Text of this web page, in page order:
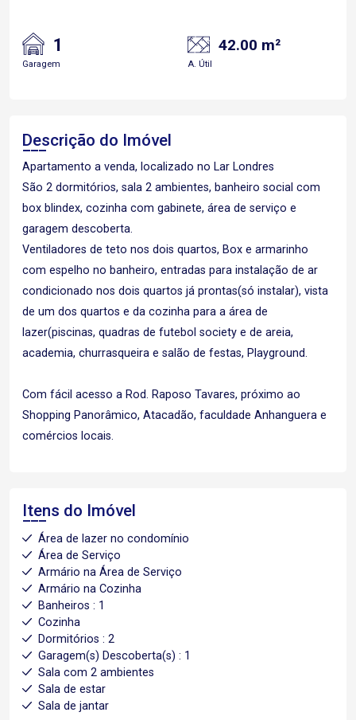
1
Garagem
42.00 m²
A. Útil
Descrição do Imóvel
Apartamento a venda, localizado no Lar Londres
São 2 dormitórios, sala 2 ambientes, banheiro social com
box blindex, cozinha com gabinete, área de serviço e
garagem descoberta.
Ventiladores de teto nos dois quartos, Box e armarinho
com espelho no banheiro, entradas para instalação de ar
condicionado nos dois quartos já prontas(só instalar), vista
de um dos quartos e da cozinha para a área de
lazer(piscinas, quadras de futebol society e de areia,
academia, churrasqueira e salão de festas, Playground.
Com fácil acesso a Rod. Raposo Tavares, próximo ao
Shopping Panorâmico, Atacadão, faculdade Anhanguera e
comércios locais.
Itens do Imóvel
Área de lazer no condomínio
Área de Serviço
Armário na Área de Serviço
Armário na Cozinha
Banheiros : 1
Cozinha
Dormitórios : 2
Garagem(s) Descoberta(s) : 1
Sala com 2 ambientes
Sala de estar
Sala de jantar